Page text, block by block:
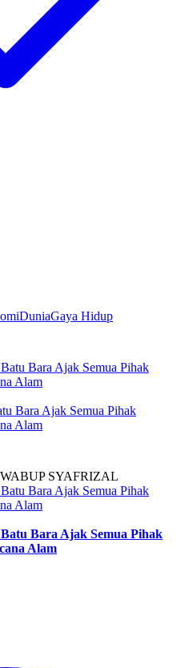
DuniaGaya Hidup
Bara Ajak Semua Pihak
Alam
SYAFRIZAL
Bara Ajak Semua Pihak
Alam